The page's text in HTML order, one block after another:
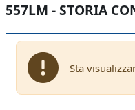
557LM - STORIA
Sta